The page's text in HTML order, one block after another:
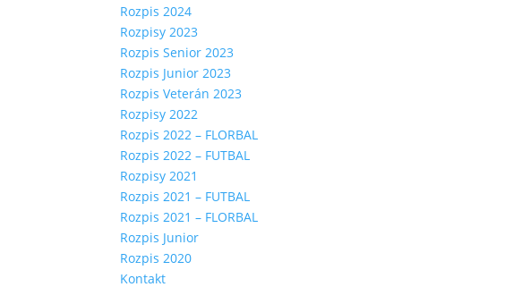
Rozpis 2024
Rozpisy 2023
Rozpis Senior 2023
Rozpis Junior 2023
Rozpis Veterán 2023
Rozpisy 2022
Rozpis 2022 – FLORBAL
Rozpis 2022 – FUTBAL
Rozpisy 2021
Rozpis 2021 – FUTBAL
Rozpis 2021 – FLORBAL
Rozpis Junior
Rozpis 2020
Kontakt